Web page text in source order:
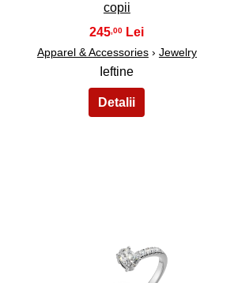
copii
245 ,00
Apparel & Accessories› Jewelry
Ieftine